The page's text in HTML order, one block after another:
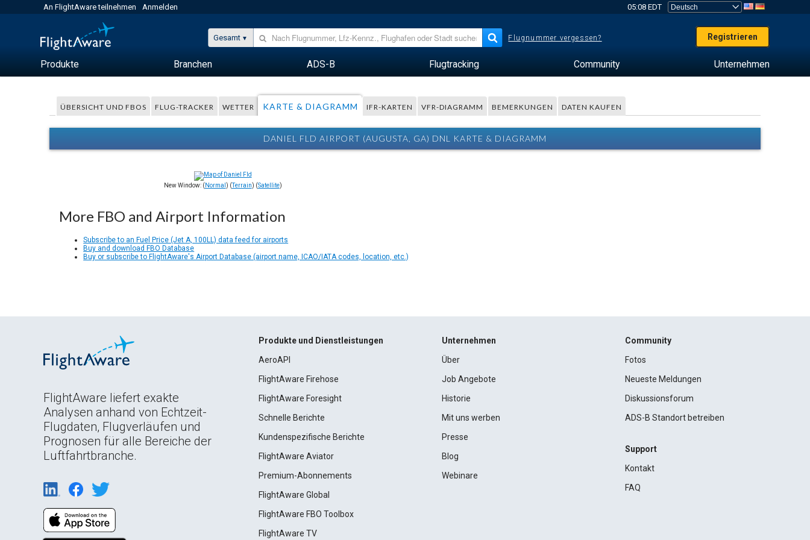
An FlightAware teilnehmen Anmelden 05:08 EDT
Gesamt Flugnummer vergessen? Registrieren
Produkte Branchen ADS-B Flugtracking Community Unternehmen
ÜBERSICHT UND FBOS FLUG-TRACKER WETTER KARTE & DIAGRAMM IFR-KARTEN VFR-DIAGRAMM BEMERKUNGEN DATEN KAUFEN
DANIEL FLD AIRPORT (AUGUSTA, GA) DNL KARTE & DIAGRAMM
New Window: ( Normal ) (Terrain) (Satellite)
More FBO and Airport Information
Subscribe to an Fuel Price (Jet A, 100LL) data feed for airports
Buy and download FBO Database
Buy or subscribe to FlightAware's Airport Database (airport name, ICAO/IATA codes, location, etc.)
FlightAware liefert exakte
Analysen anhand von Echtzeit-
Flugdaten, Flugverläufen und
Prognosen für alle Bereiche der
Luftfahrtbranche.
Produkte und Dienstleistungen
AeroAPI
FlightAware Firehose
FlightAware Foresight
Schnelle Berichte
Kundenspezifische Berichte
FlightAware Aviator
Premium-Abonnements
FlightAware Global
FlightAware FBO Toolbox
FlightAware TV
Unternehmen
Über
Job Angebote
Historie
Mit uns werben
Presse
Blog
Webinare
Community
Fotos
Neueste Meldungen
Diskussionsforum
ADS-B Standort betreiben
Support
Kontakt
FAQ